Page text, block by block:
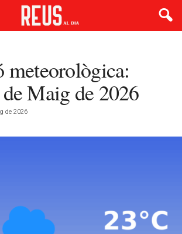
meteorològica:
Maig de 2026
de 2026